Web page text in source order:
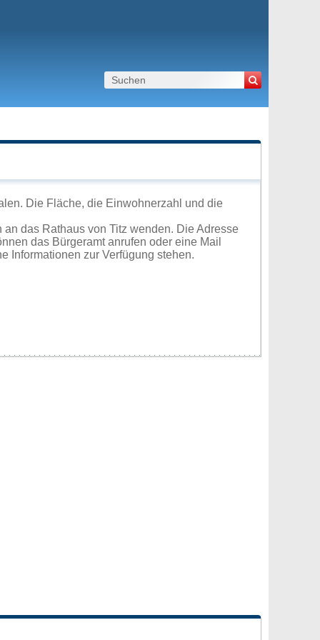
Die Fläche, die Einwohnerzahl und die
das Rathaus von Titz wenden. Die Adresse
das Bürgeramt anrufen oder eine Mail
Informationen zur Verfügung stehen.